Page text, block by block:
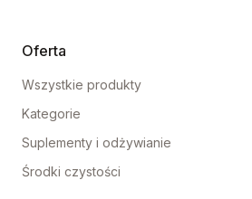
Oferta
Wszystkie produkty
Kategorie
Suplementy i odżywianie
Środki czystości